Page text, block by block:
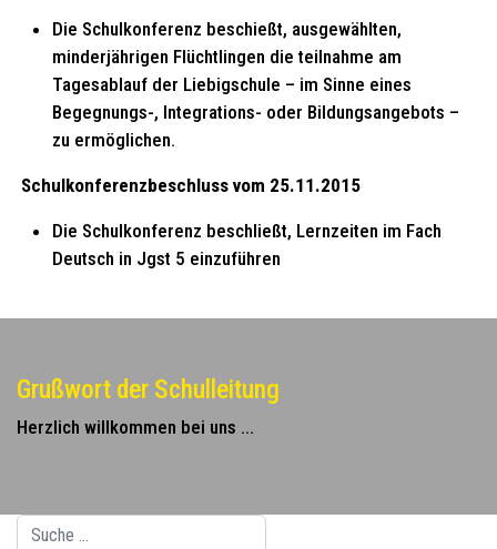
Die Schulkonferenz beschießt, ausgewählten,
minderjährigen Flüchtlingen die teilnahme am
Tagesablauf der Liebigschule – im Sinne eines
Begegnungs-, Integrations- oder Bildungsangebots –
zu ermöglichen.
Schulkonferenzbeschluss vom 25.11.2015
Die Schulkonferenz beschließt, Lernzeiten im Fach
Deutsch in Jgst 5 einzuführen
Grußwort der Schulleitung
Herzlich willkommen bei uns ...
Suchen